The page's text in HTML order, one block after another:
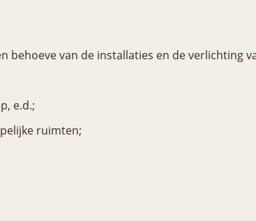
behoeve van de installaties en de verlichting
e.d.;
ruimten;